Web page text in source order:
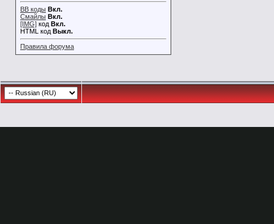
BB коды Вкл.
Смайлы Вкл.
[IMG] код Вкл.
HTML код Выкл.
Правила форума